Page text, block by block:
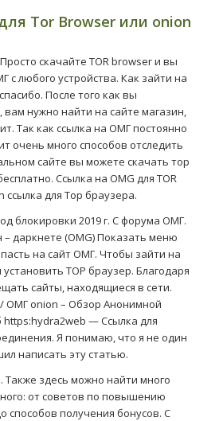
Tor Browser или onion
скачайте TOR browser и вы
с любого устройства. Как зайти на
После того как вы
вам нужно найти на сайте магазин,
Так как ссылка на ОМГ постоянно
очень много способов отследить
сайте вы можете скачать тор
Ссылка на OMG для TOR
ссылка для Тор браузера.
блокировки 2019 г. С форума ОМГ.
даркнете (OMG) Показать меню
на сайт ОМГ. Чтобы зайти на
ТОР браузер. Благодаря
сайты, находящиеся в сети.
ОМГ onion – Обзор Анонимной
— Ссылка для
Я понимаю, что я не один
написать эту статью.
здесь можно найти много
от советов по повышению
способов получения бонусов. С